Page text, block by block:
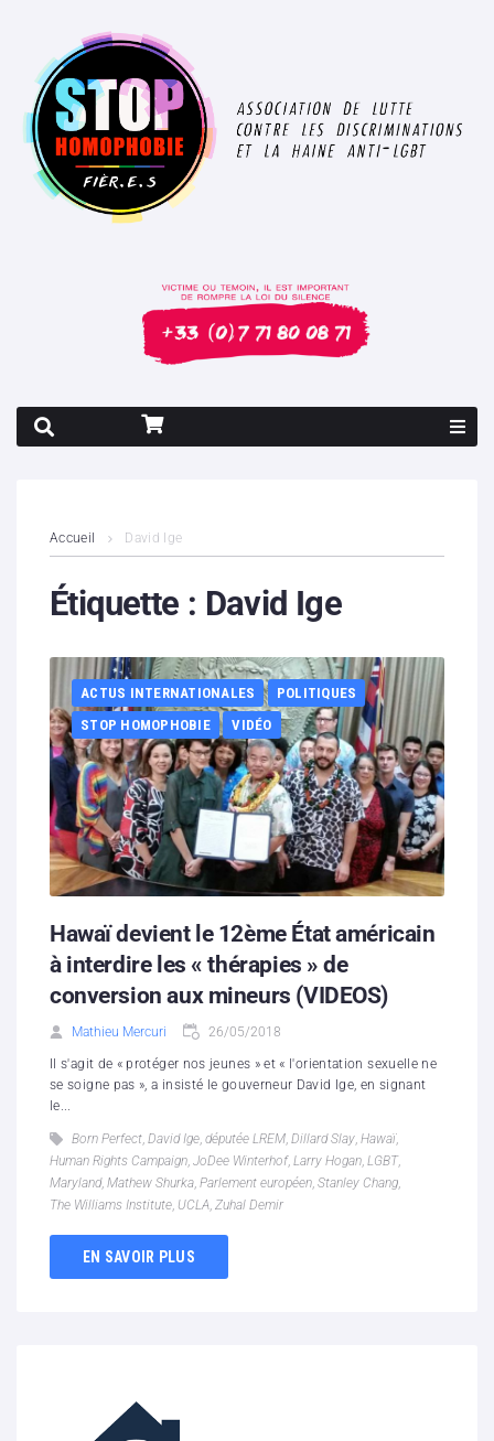
Contenus litigieux
Boutique
Partenaires
Contacts
Hébergement solidaire
Accueil David Ige
Étiquette : David Ige
ACTUS INTERNATIONALES
POLITIQUES
STOP HOMOPHOBIE
VIDÉO
Hawaï devient le 12ème État américain
à interdire les « thérapies » de
conversion aux mineurs (VIDEOS)
Mathieu Mercuri 26/05/2018
Il s'agit de « protéger nos jeunes » et « l'orientation sexuelle ne
se soigne pas », a insisté le gouverneur David Ige, en signant
le...
Born Perfect, David Ige, députée LREM, Dillard Slay, Hawaï,
Human Rights Campaign, JoDee Winterhof, Larry Hogan, LGBT,
Maryland, Mathew Shurka, Parlement européen, Stanley Chang,
The Williams Institute, UCLA, Zuhal Demir
EN SAVOIR PLUS